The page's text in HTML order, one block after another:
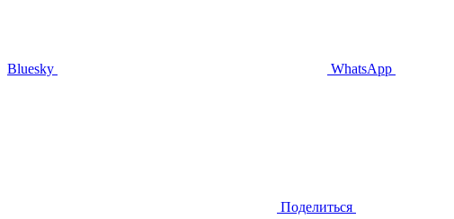
Bluesky WhatsApp
Поделиться